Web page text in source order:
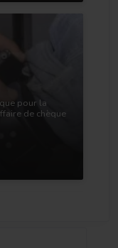
pour la
de chèque